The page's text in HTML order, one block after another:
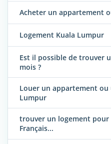
Acheter un appartement
Logement Kuala Lumpur
Est il possible de trouver
mois ?
Louer un appartement ou
Lumpur
trouver un logement pour
Français...